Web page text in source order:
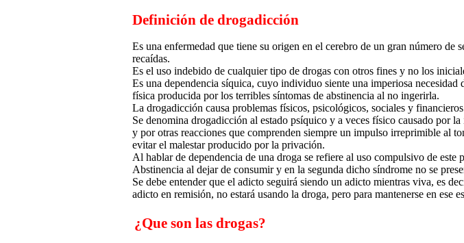
Definición de drogadicción
Es una enfermedad que tiene su origen en el cerebro de un gran número
recaídas.
Es el uso indebido de cualquier tipo de drogas con otros fines y no los
Es una dependencia síquica, cuyo individuo siente una imperiosa
física producida por los terribles síntomas de abstinencia al no ingerirla.
La drogadicción causa problemas físicos, psicológicos, sociales y
Se denomina drogadicción al estado psíquico y a veces físico causado por
y por otras reacciones que comprenden siempre un impulso irreprimible al
evitar el malestar producido por la privación.
Al hablar de dependencia de una droga se refiere al uso compulsivo de
Abstinencia al dejar de consumir y en la segunda dicho síndrome no se
Se debe entender que el adicto seguirá siendo un adicto mientras viva, es
adicto en remisión, no estará usando la droga, pero para mantenerse en ese
¿Que son las drogas?